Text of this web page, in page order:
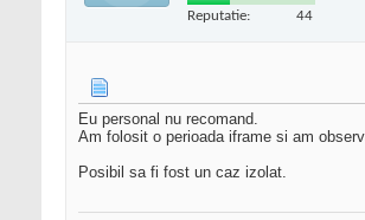
Reputatie: 44
Eu personal nu recomand.
Am folosit o perioada iframe si am
Posibil sa fi fost un caz izolat.